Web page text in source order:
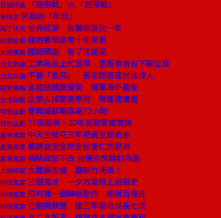
石頭評論 「極限戰」vs.「超限戰」
去梯言 阿扁的「年話」
馬丁沃夫 世界經濟 有驚無險的一年
封面故事 擁抱奢華產業十年榮景
大陸焦點 國師頭銜 害了汪道涵
台北耳語 工業局台上忙宣導 面板業者台下聊生意
台北耳語 不要「亂邦」 張忠謀寄望於法律人
投資焦點 金控挾通路優勢 揮軍海外基金
全球話題 企業人接掌商學院 帶進務實風
特別企劃 曹興誠辭職謀略72小時
特別企劃 75張股票、20年苦戰掌權實錄
產業風雲 中天生技花三年把黃豆變黃金
產業風雲 戴勝益重金挖走徐重仁的愛將
產業風雲 補貼政策不改 台糖別想轉虧為盈
人物特寫 大膽吳志偉 翻新竹商銀！
科技風雲 三個鬼才 一夕改寫線上遊戲史
科技風雲 飛利浦一個轉帳動作 節稅百億元
科技風雲 它避開競價 連三年營收成長七成